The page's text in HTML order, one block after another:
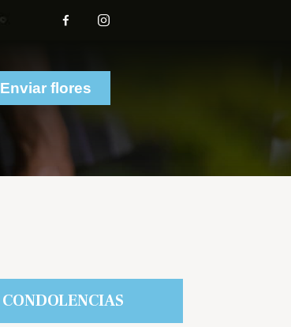
Enviar flores
CONDOLENCIAS